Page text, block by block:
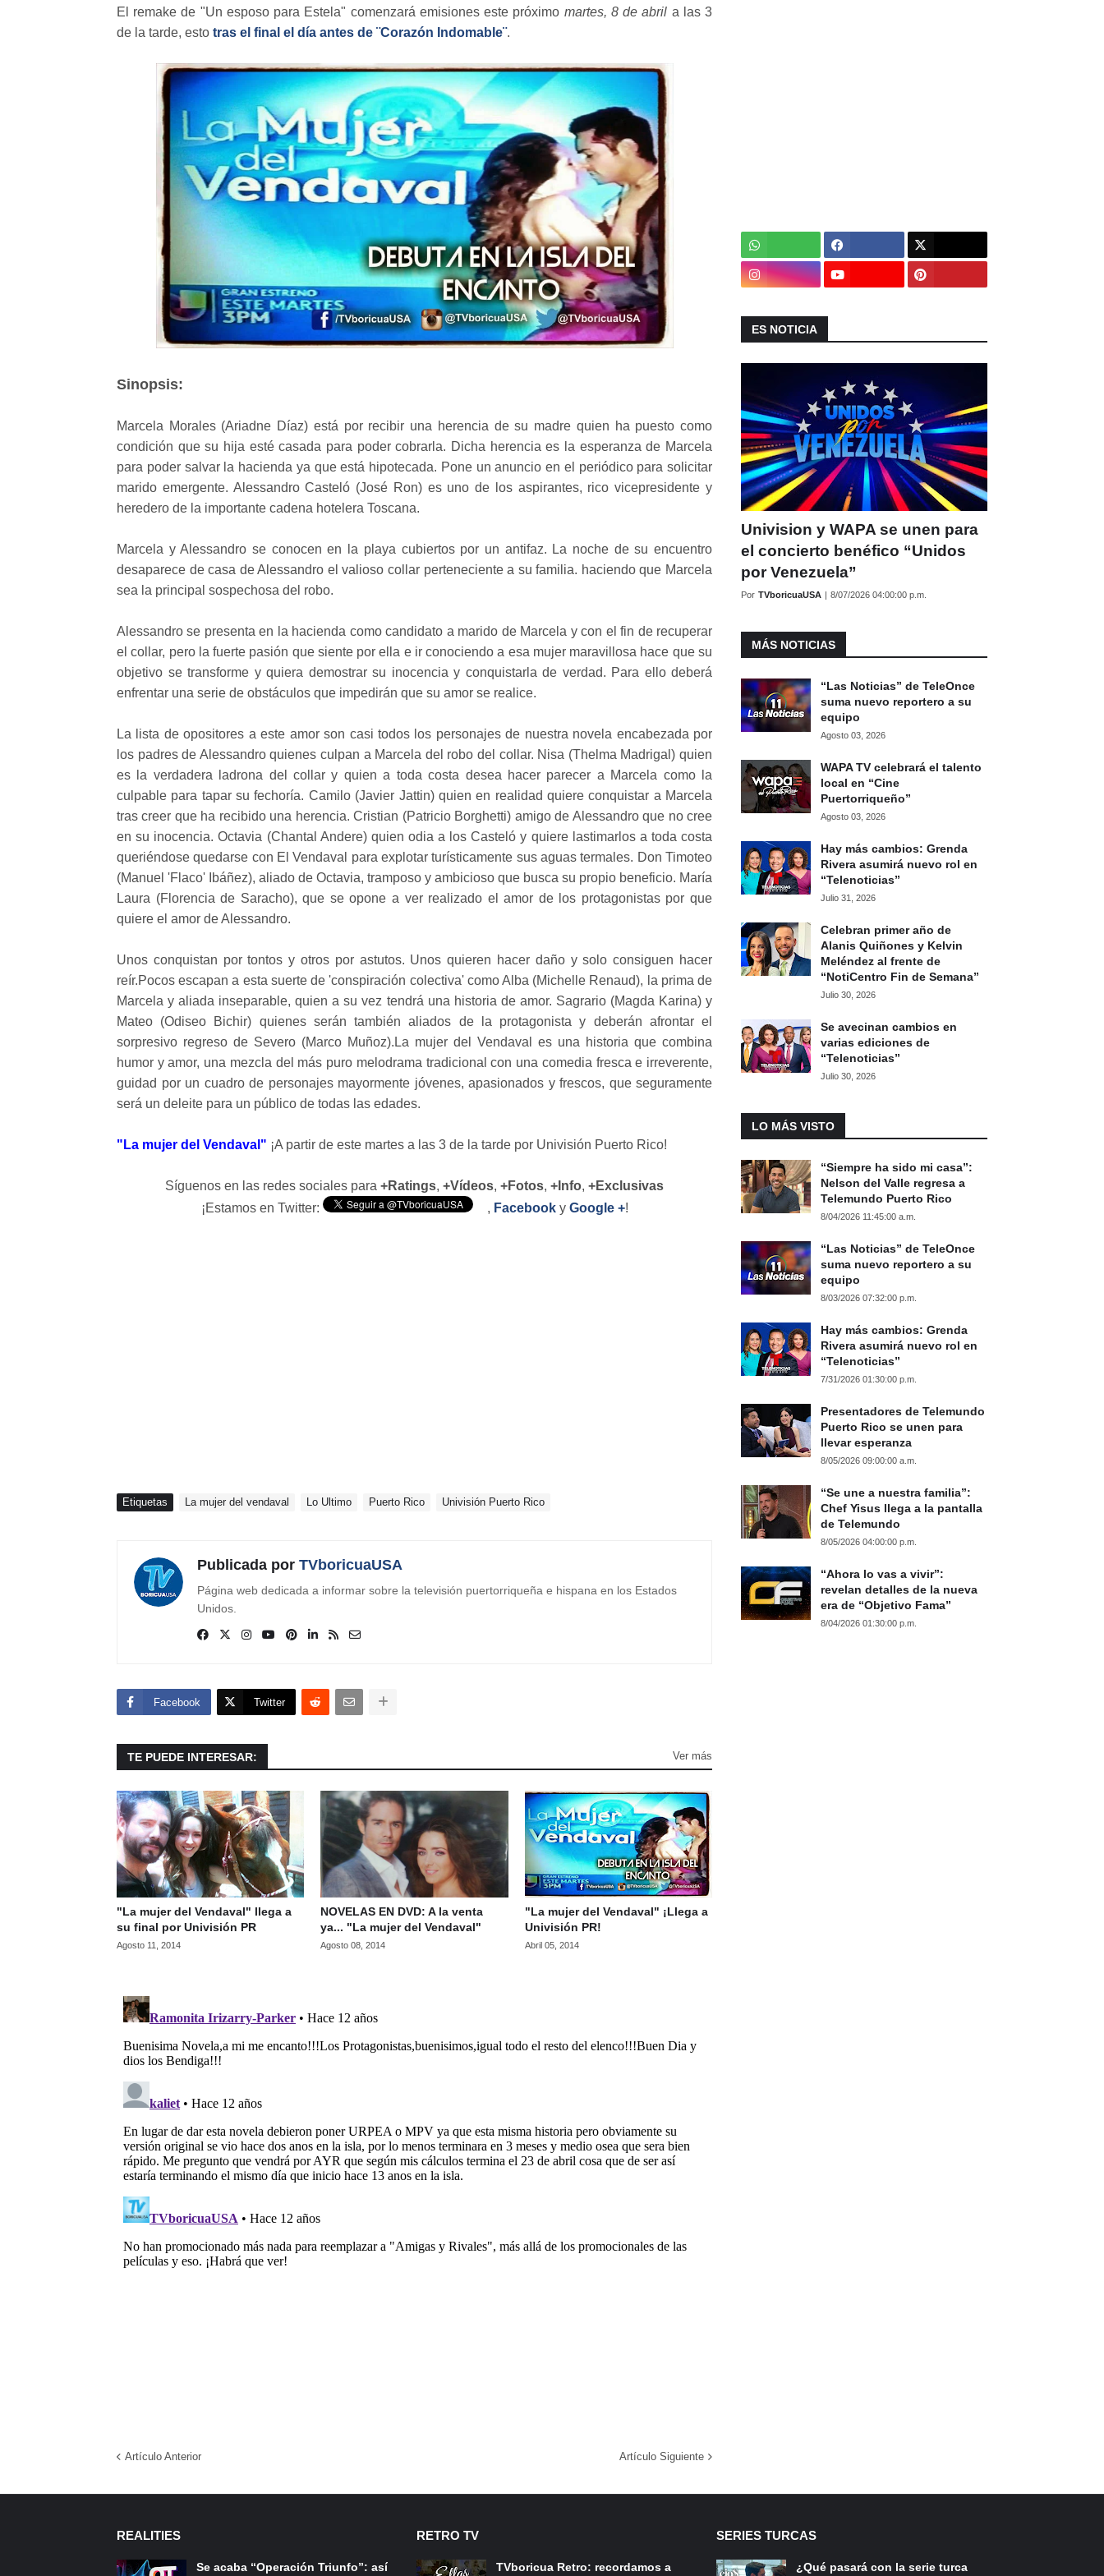
El remake de "Un esposo para Estela" comenzará emisiones este próximo martes, 8 de abril a las 3
de la tarde, esto tras el final el día antes de ¨Corazón Indomable¨.
Sinopsis:
Marcela Morales (Ariadne Díaz) está por recibir una herencia de su madre quien ha puesto como
condición que su hija esté casada para poder cobrarla. Dicha herencia es la esperanza de Marcela
para poder salvar la hacienda ya que está hipotecada. Pone un anuncio en el periódico para solicitar
marido emergente. Alessandro Casteló (José Ron) es uno de los aspirantes, rico vicepresidente y
heredero de la importante cadena hotelera Toscana.
Marcela y Alessandro se conocen en la playa cubiertos por un antifaz. La noche de su encuentro
desaparece de casa de Alessandro el valioso collar perteneciente a su familia. haciendo que Marcela
sea la principal sospechosa del robo.
Alessandro se presenta en la hacienda como candidato a marido de Marcela y con el fin de recuperar
el collar, pero la fuerte pasión que siente por ella e ir conociendo a esa mujer maravillosa hace que su
objetivo se transforme y quiera demostrar su inocencia y conquistarla de verdad. Para ello deberá
enfrentar una serie de obstáculos que impedirán que su amor se realice.
La lista de opositores a este amor son casi todos los personajes de nuestra novela encabezada por
los padres de Alessandro quienes culpan a Marcela del robo del collar. Nisa (Thelma Madrigal) quien
es la verdadera ladrona del collar y quien a toda costa desea hacer parecer a Marcela como la
culpable para tapar su fechoría. Camilo (Javier Jattin) quien en realidad quiere conquistar a Marcela
tras creer que ha recibido una herencia. Cristian (Patricio Borghetti) amigo de Alessandro que no cree
en su inocencia. Octavia (Chantal Andere) quien odia a los Casteló y quiere lastimarlos a toda costa
queriéndose quedarse con El Vendaval para explotar turísticamente sus aguas termales. Don Timoteo
(Manuel 'Flaco' Ibáñez), aliado de Octavia, tramposo y ambicioso que busca su propio beneficio. María
Laura (Florencia de Saracho), que se opone a ver realizado el amor de los protagonistas por que
quiere el amor de Alessandro.
Unos conquistan por tontos y otros por astutos. Unos quieren hacer daño y solo consiguen hacer
reír.Pocos escapan a esta suerte de 'conspiración colectiva' como Alba (Michelle Renaud), la prima de
Marcela y aliada inseparable, quien a su vez tendrá una historia de amor. Sagrario (Magda Karina) y
Mateo (Odiseo Bichir) quienes serán también aliados de la protagonista y deberán afrontar el
sorpresivo regreso de Severo (Marco Muñoz).La mujer del Vendaval es una historia que combina
humor y amor, una mezcla del más puro melodrama tradicional con una comedia fresca e irreverente,
guidad por un cuadro de personajes mayormente jóvenes, apasionados y frescos, que seguramente
será un deleite para un público de todas las edades.
"La mujer del Vendaval" ¡A partir de este martes a las 3 de la tarde por Univisión Puerto Rico!
Síguenos en las redes sociales para +Ratings, +Vídeos, +Fotos, +Info, +Exclusivas
¡Estamos en Twitter:
, Facebooky Google +!
Etiquetas La mujer del vendaval Lo Ultimo Puerto Rico Univisión Puerto Rico
Publicada por TVboricuaUSA
Página web dedicada a informar sobre la televisión puertorriqueña e hispana en los Estados
Unidos.
Facebook Twitter
TE PUEDE INTERESAR: Ver más
"La mujer del Vendaval" llega a
su final por Univisión PR
Agosto 11, 2014
NOVELAS EN DVD: A la venta
ya... "La mujer del Vendaval"
Agosto 08, 2014
"La mujer del Vendaval" ¡Llega a
Univisión PR!
Abril 05, 2014
Artículo Anterior Artículo Siguiente
ES NOTICIA
Univision y WAPA se unen para
el concierto benéfico “Unidos
por Venezuela”
Por TVboricuaUSA | 8/07/2026 04:00:00 p.m.
MÁS NOTICIAS
“Las Noticias” de TeleOnce
suma nuevo reportero a su
equipo
Agosto 03, 2026
WAPA TV celebrará el talento
local en “Cine
Puertorriqueño”
Agosto 03, 2026
Hay más cambios: Grenda
Rivera asumirá nuevo rol en
“Telenoticias”
Julio 31, 2026
Celebran primer año de
Alanis Quiñones y Kelvin
Meléndez al frente de
“NotiCentro Fin de Semana”
Julio 30, 2026
Se avecinan cambios en
varias ediciones de
“Telenoticias”
Julio 30, 2026
LO MÁS VISTO
“Siempre ha sido mi casa”:
Nelson del Valle regresa a
Telemundo Puerto Rico
8/04/2026 11:45:00 a.m.
“Las Noticias” de TeleOnce
suma nuevo reportero a su
equipo
8/03/2026 07:32:00 p.m.
Hay más cambios: Grenda
Rivera asumirá nuevo rol en
“Telenoticias”
7/31/2026 01:30:00 p.m.
Presentadores de Telemundo
Puerto Rico se unen para
llevar esperanza
8/05/2026 09:00:00 a.m.
“Se une a nuestra familia”:
Chef Yisus llega a la pantalla
de Telemundo
8/05/2026 04:00:00 p.m.
“Ahora lo vas a vivir”:
revelan detalles de la nueva
era de “Objetivo Fama”
8/04/2026 01:30:00 p.m.
REALITIES
Se acaba “Operación Triunfo”: así
RETRO TV
TVboricua Retro: recordamos a
SERIES TURCAS
¿Qué pasará con la serie turca